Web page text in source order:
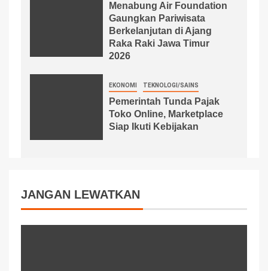
Menabung Air Foundation
Gaungkan Pariwisata
Berkelanjutan di Ajang
Raka Raki Jawa Timur
2026
EKONOMI TEKNOLOGI/SAINS
Pemerintah Tunda Pajak
Toko Online, Marketplace
Siap Ikuti Kebijakan
JANGAN LEWATKAN